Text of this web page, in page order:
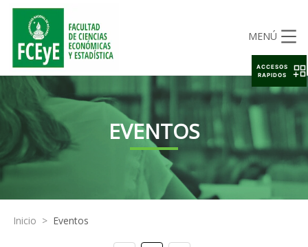
MENÚ
EVENTOS
Inicio > Eventos
ACCESOS
RAPIDOS